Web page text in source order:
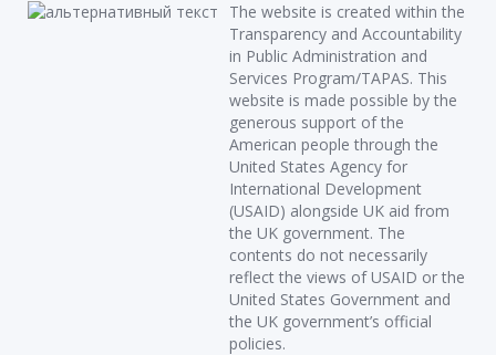
The website is created within the
Transparency and Accountability
in Public Administration and
Services Program/TAPAS. This
website is made possible by the
generous support of the
American people through the
United States Agency for
International Development
(USAID) alongside UK aid from
the UK government. The
contents do not necessarily
reflect the views of USAID or the
United States Government and
the UK government’s official
policies.